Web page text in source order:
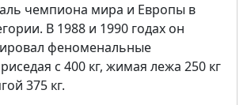
чемпиона мира и Европы в
В 1988 и 1990 годах он
феноменальные
с 400 кг, жимая лежа 250 кг
375 кг.